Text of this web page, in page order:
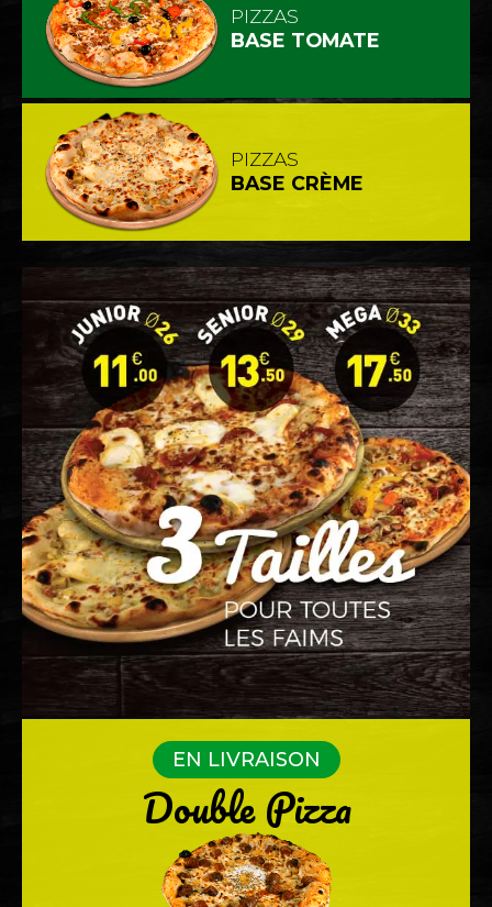
PIZZAS
BASE TOMATE
PIZZAS
BASE CRÈME
EN LIVRAISON
Double Pizza